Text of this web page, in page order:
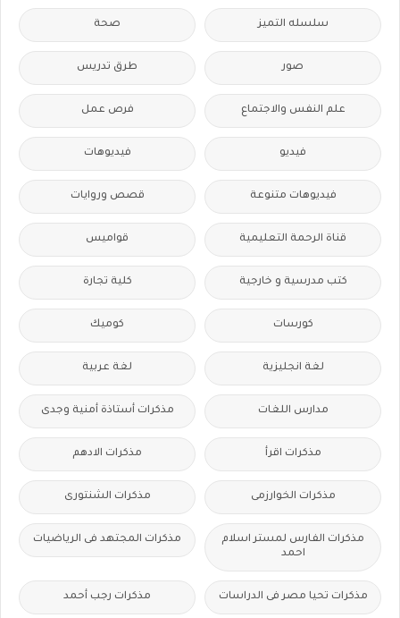
سلسله التميز صحة
صور طرق تدريس
علم النفس والاجتماع فرص عمل
فيديو فيديوهات
فيديوهات متنوعة قصص وروايات
قناة الرحمة التعليمية قواميس
كتب مدرسية و خارجية كلية تجارة
كورسات كوميك
لغة انجليزية لغة عربية
مدارس اللغات مذكرات أستاذة أمنية وجدى
مذكرات اقرأ مذكرات الادهم
مذكرات الخوارزمى مذكرات الشنتورى
مذكرات الفارس لمستر اسلام
احمد
مذكرات المجتهد فى الرياضيات
مذكرات تحيا مصر فى الدراسات مذكرات رجب أحمد